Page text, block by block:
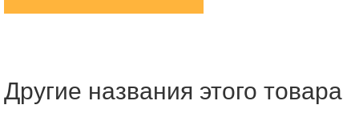
Другие названия этого товара